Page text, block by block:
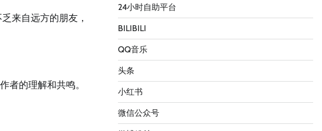
来自远方的朋友，
者的理解和共鸣。
24小时自助平台
BILIBILI
QQ音乐
头条
小红书
微信公众号